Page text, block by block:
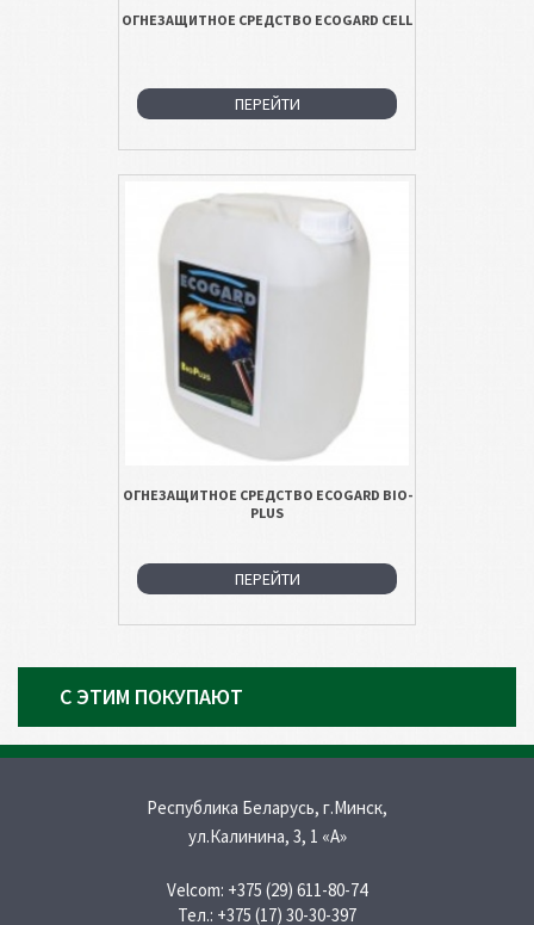
ОГНЕЗАЩИТНОЕ СРЕДСТВО ECOGARD CELL
ПЕРЕЙТИ
ОГНЕЗАЩИТНОЕ СРЕДСТВО ECOGARD BIO-
PLUS
ПЕРЕЙТИ
С ЭТИМ ПОКУПАЮТ
Республика Беларусь, г.Минск,
ул.Калинина, 3, 1 «A»
Velcom: +375 (29) 611-80-74
Тел.: +375 (17) 30-30-397